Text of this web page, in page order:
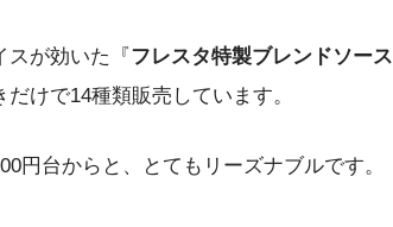
スが効いた『フレスタ特製ブレンドソース
けで14種類販売しています。
円台からと、とてもリーズナブルです。